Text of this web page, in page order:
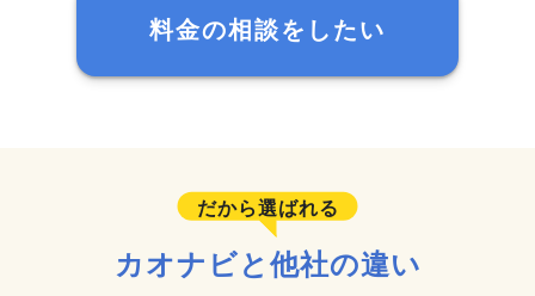
料金の相談をしたい
だから選ばれる
カオナビと他社の違い